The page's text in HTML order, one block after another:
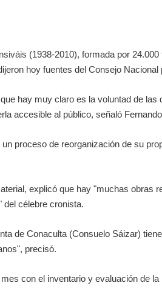
(1938-2010), formada por
hoy fuentes del Consejo
hay muy claro es la voluntad de
accesible al público, señaló
proceso de reorganización de su
explicó que hay "muchas
del célebre cronista.
de Conaculta (Consuelo Sáizar)
precisó.
con el inventario y evaluación de